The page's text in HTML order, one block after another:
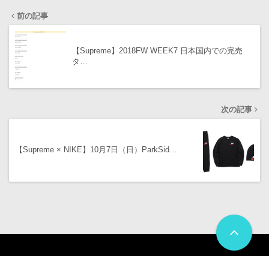
前の記事
【Supreme】2018FW WEEK7 日本国内での完売
タ…
次の記事
【Supreme × NIKE】10月7日（日）ParkSid…